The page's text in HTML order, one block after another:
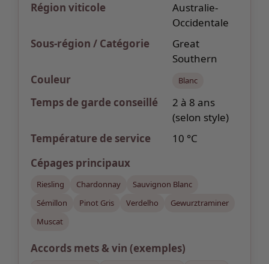
Région viticole
Australie-
Occidentale
Sous-région / Catégorie
Great
Southern
Couleur
Blanc
Temps de garde conseillé
2 à 8 ans
(selon style)
Température de service
10 °C
Cépages principaux
Riesling Chardonnay
Sauvignon Blanc
Sémillon
Pinot Gris Verdelho
Gewurztraminer
Muscat
Accords mets & vin (exemples)